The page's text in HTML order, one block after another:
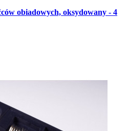
obiadowych, oksydowany - 4